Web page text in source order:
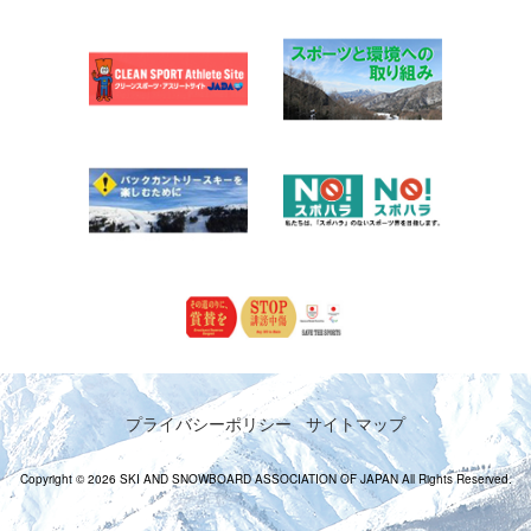
プライバシーポリシー サイトマップ
Copyright © 2026 SKI AND SNOWBOARD ASSOCIATION OF JAPAN All Rights Reserved.